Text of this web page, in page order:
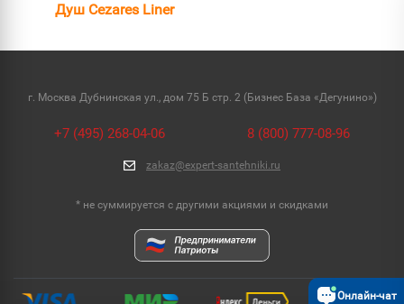
Душ Cezares Liner
г. Москва Дубнинская ул., дом 75 Б стр. 2 (Бизнес База «Дегунино»)
+7 (495) 268-04-06 8 (800) 777-08-96
zakaz@expert-santehniki.ru
* не суммируется с другими акциями и скидками
Онлайн-чат